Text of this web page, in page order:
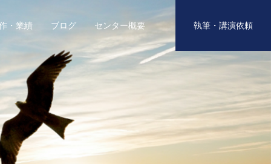
・業績 ブログ センター概要 執筆・講演依頼